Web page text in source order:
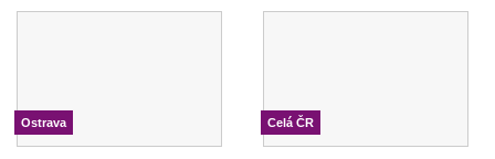
Ostrava Celá ČR